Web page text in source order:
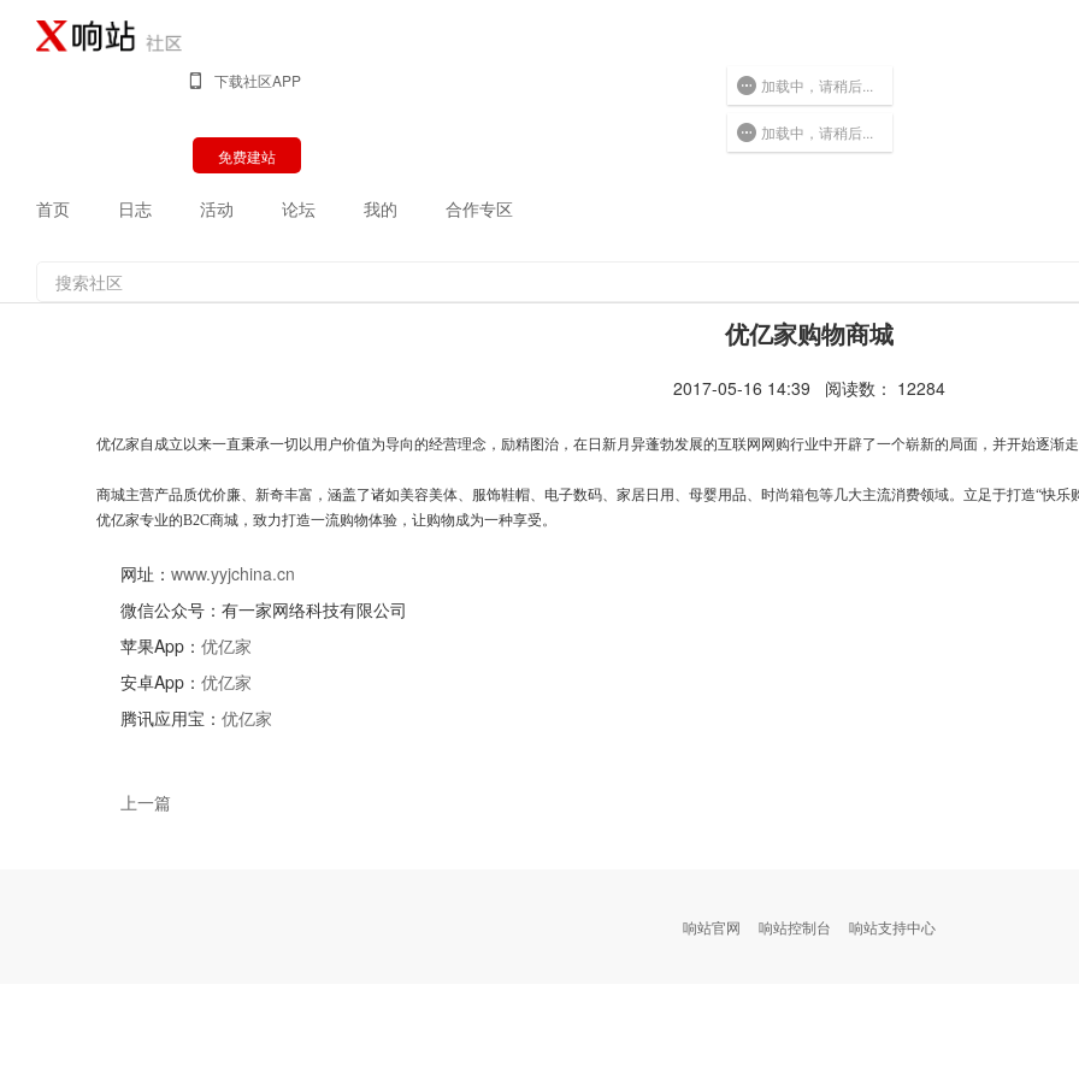
下载社区APP
免费建站
首页 日志 活动 论坛 我的 合作专区
优亿家购物商城
2017-05-16 14:39 阅读数： 12284
优亿家自成立以来一直秉承一切以用户价值为导向的经营理念，励精图治，在日新月异蓬勃发展的互联网网购行业中开辟了一个崭新的局面，并开始逐渐
商城主营产品质优价廉、新奇丰富，涵盖了诸如美容美体、服饰鞋帽、电子数码、家居日用、母婴用品、时尚箱包等几大主流消费领域。立足于打造“快乐
优亿家专业的B2C商城，致力打造一流购物体验，让购物成为一种享受。
网址： www.yyjchina.cn
微信公众号：有一家网络科技有限公司
苹果App： 优亿家
安卓App： 优亿家
腾讯应用宝： 优亿家
上一篇
响站官网 响站控制台 响站支持中心
加载中，请稍后...
加载中，请稍后...